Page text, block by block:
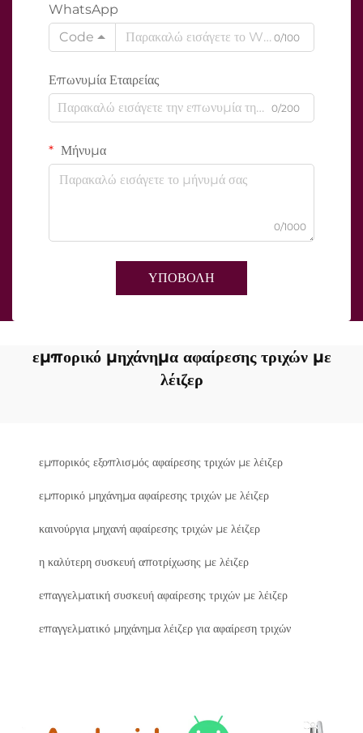
WhatsApp
Code
0/100
Επωνυμία Εταιρείας
0/200
Μήνυμα
0/1000
ΥΠΟΒΟΛΗ
εμπορικό μηχάνημα αφαίρεσης τριχών με
λέιζερ
εμπορικός εξοπλισμός αφαίρεσης τριχών με λέιζερ
εμπορικό μηχάνημα αφαίρεσης τριχών με λέιζερ
καινούργια μηχανή αφαίρεσης τριχών με λέιζερ
η καλύτερη συσκευή αποτρίχωσης με λέιζερ
επαγγελματική συσκευή αφαίρεσης τριχών με λέιζερ
επαγγελματικό μηχάνημα λέιζερ για αφαίρεση τριχών